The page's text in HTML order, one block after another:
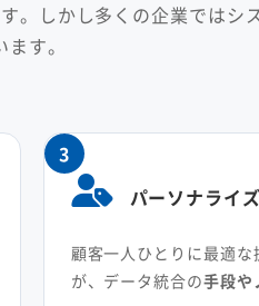
。しかし多くの企業ではシ
す。
3
パーソナライ
顧客一人ひとりに最適
が、データ統合の手段や